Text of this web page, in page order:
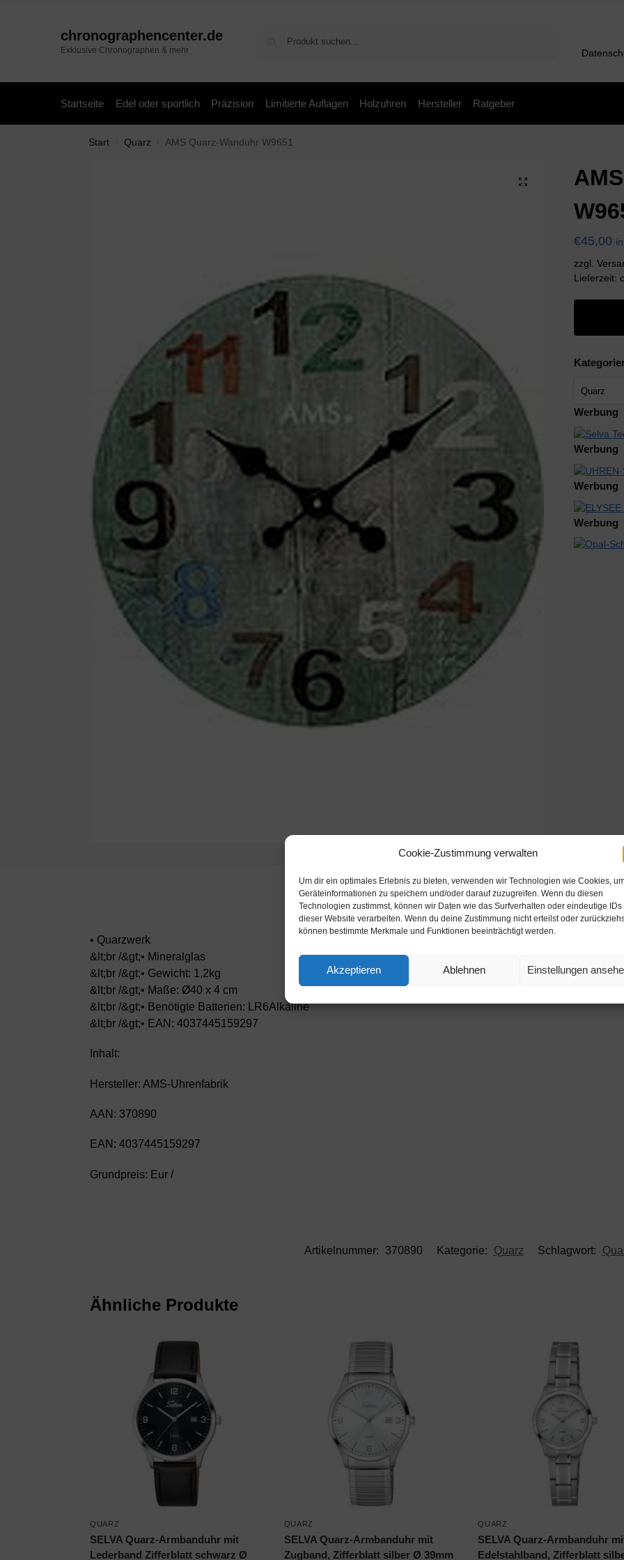
Cookie-Zustimmung verwalten
Um dir ein optimales Erlebnis zu bieten, verwenden wir Technologien wie Cookies,
Geräteinformationen zu speichern und/oder darauf zuzugreifen. Wenn du diesen
Technologien zustimmst, können wir Daten wie das Surfverhalten oder eindeutige IDs
dieser Website verarbeiten. Wenn du deine Zustimmung nicht erteilst oder
können bestimmte Merkmale und Funktionen beeinträchtigt werden.
Akzeptieren Ablehnen Einstellungen
chronographencenter.de
Exklusive Chronographen & mehr
Startseite Edel oder sportlich Präzision Limitierte Auflagen Holzuhren Hersteller Ratgeber
Start Quarz AMS Quarz-Wanduhr W9651
€45,00
zzgl.
Lieferzeit:
Werbung
Werbung
Werbung
Werbung
Beschreibung
• Quarzwerk
&lt;br /&gt;• Mineralglas
&lt;br /&gt;• Gewicht: 1,2kg
&lt;br /&gt;• Maße: Ø40 x 4 cm
&lt;br /&gt;• Benötigte Batterien: LR6Alkaline
&lt;br /&gt;• EAN: 4037445159297
Inhalt:
Hersteller: AMS-Uhrenfabrik
AAN: 370890
EAN: 4037445159297
Grundpreis: Eur /
Artikelnummer: 370890 Kategorie: Quarz Schlagwort:
Ähnliche Produkte
QUARZ
SELVA Quarz-Armbanduhr mit
Lederband Zifferblatt schwarz Ø
QUARZ
SELVA Quarz-Armbanduhr mit
Zugband, Zifferblatt silber Ø 39mm
QUARZ
SELVA Quarz-Armbanduhr
Edelstahlband, Zifferblatt